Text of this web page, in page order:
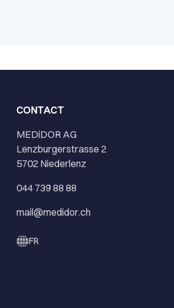
CONTACT
MEDiDOR AG
Lenzburgerstrasse 2
5702 Niederlenz
044 739 88 88
mail@medidor.ch
FR